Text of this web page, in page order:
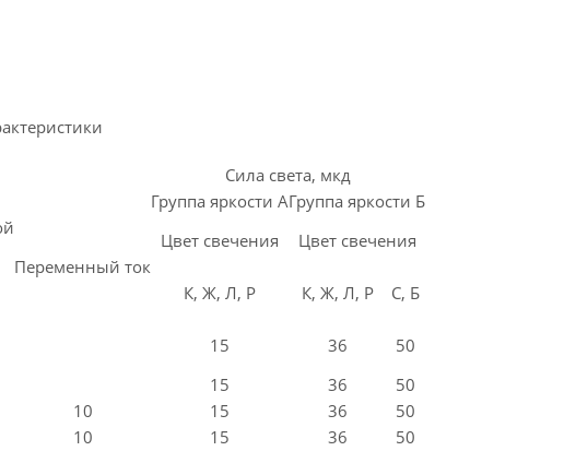
Сила света, мкд
Группа яркости АГруппа яркости Б
Переменный ток
Цвет свечения Цвет свечения
К, Ж, Л, Р К, Ж, Л, Р
С, Б
15 36
50
15 36
50
10 15 36
50
10 15 36
50